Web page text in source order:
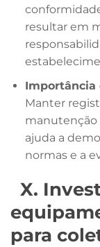
resultar em
Importância
Manter
manutenção
ajuda a
normas e a
X.
para